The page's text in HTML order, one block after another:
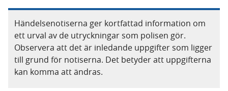
Händelsenotiserna ger kortfattad information om
ett urval av de utryckningar som polisen gör.
Observera att det är inledande uppgifter som ligger
till grund för notiserna. Det betyder att uppgifterna
kan komma att ändras.